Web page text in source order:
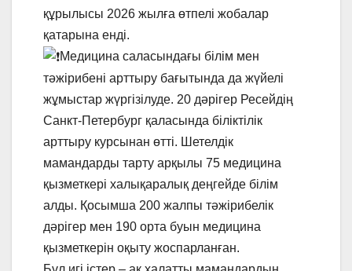
құрылысы 2026 жылға өтпелі жобалар
қатарына енді.
Медицина саласындағы білім мен
тәжірибені арттыру бағытында да жүйелі
жұмыстар жүргізілуде. 20 дәрігер Ресейдің
Санкт-Петербург қаласында біліктілік
арттыру курсынан өтті. Шетелдік
мамандарды тарту арқылы 75 медицина
қызметкері халықаралық деңгейде білім
алды. Қосымша 200 жалпы тәжірибелік
дәрігер мен 190 орта буын медицина
қызметкерін оқыту жоспарланған.